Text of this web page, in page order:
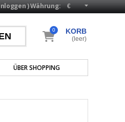
Währung:
)
ÜBER SHOPPING
KORB
0
(leer)